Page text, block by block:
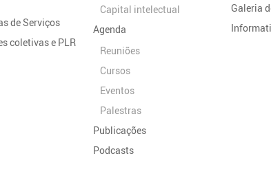
de Serviços
coletivas e PLR
Capital intelectual
Agenda
Reuniões
Cursos
Eventos
Palestras
Publicações
Podcasts
Galeria